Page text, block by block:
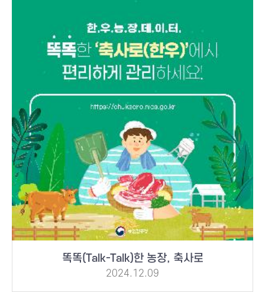
똑똑(Talk-Talk)한 농장, 축사로
2024.12.09